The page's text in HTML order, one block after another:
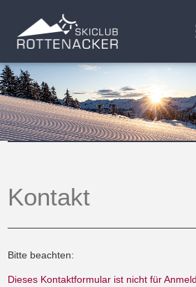
Kontakt
Bitte beachten:
Dieses Kontaktformular ist nicht für